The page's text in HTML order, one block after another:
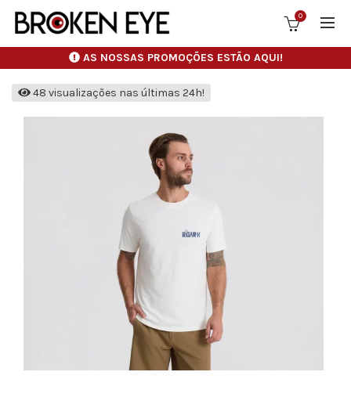
0
AS NOSSAS PROMOÇÕES ESTÃO AQUI!
48 visualizações nas últimas 24h!